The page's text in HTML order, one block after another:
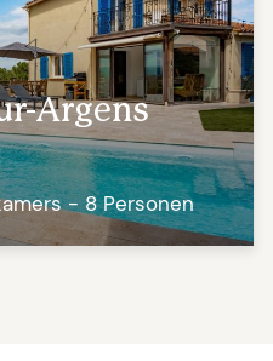
Argens
- 8 Personen